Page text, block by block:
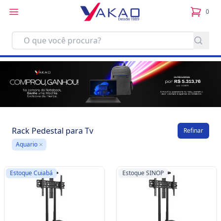
0
itens
Rack Pedestal para Tv
Refinar
AquarioRemove
Estoque Cuiabá Estoque SINOP